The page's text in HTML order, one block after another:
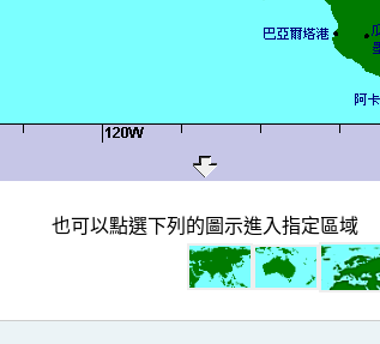
也可以點選下列的圖示進入指定區域